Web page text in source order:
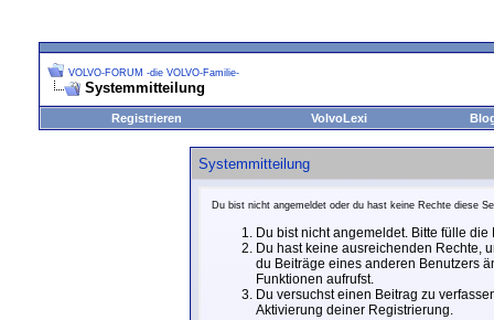
VOLVO-FORUM -die VOLVO-Familie-
Systemmitteilung
Registrieren VolvoLexi
Systemmitteilung
Du bist nicht angemeldet oder du hast keine Rechte diese
Du bist nicht angemeldet. Bitte fülle
Du hast keine ausreichenden Rechte,
du Beiträge eines anderen Benutzers
Funktionen aufrufst.
Du versuchst einen Beitrag zu
Aktivierung deiner Registrierung.